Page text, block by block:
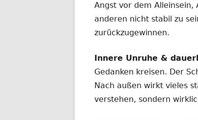
Angst vor dem Alleinsein,
anderen nicht stabil zu
zurückzugewinnen.
Innere Unruhe &
Gedanken kreisen. Der
Nach außen wirkt vieles
verstehen, sondern